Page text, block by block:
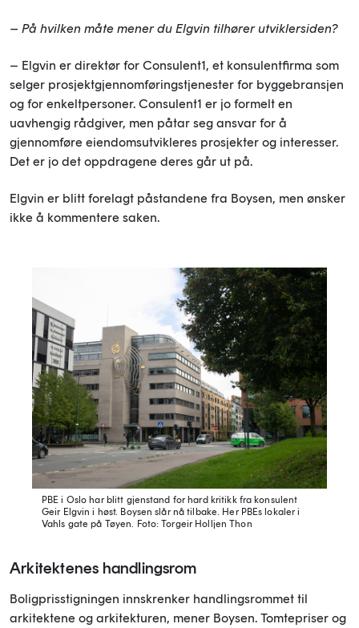
– På hvilken måte mener du Elgvin tilhører utviklersiden?
– Elgvin er direktør for Consulent1, et konsulentfirma som
selger prosjektgjennomføringstjenester for byggebransjen
og for enkeltpersoner. Consulent1 er jo formelt en
uavhengig rådgiver, men påtar seg ansvar for å
gjennomføre eiendomsutvikleres prosjekter og interesser.
Det er jo det oppdragene deres går ut på.
Elgvin er blitt forelagt påstandene fra Boysen, men ønsker
ikke å kommentere saken.
PBE i Oslo har blitt gjenstand for hard kritikk fra konsulent
Geir Elgvin i høst. Boysen slår nå tilbake. Her PBEs lokaler i
Vahls gate på Tøyen.
Foto: Torgeir Holljen Thon
Arkitektenes handlingsrom
Boligprisstigningen innskrenker handlingsrommet til
arkitektene og arkitekturen, mener Boysen. Tomtepriser og